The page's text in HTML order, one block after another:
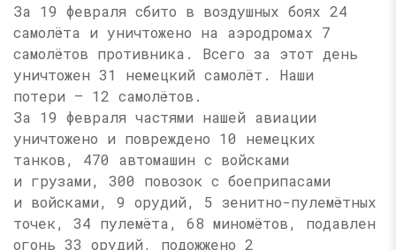
За 19 февраля сбито в воздушных боях 24
самолёта и уничтожено на аэродромах 7
самолётов противника. Всего за этот день
уничтожен 31 немецкий самолёт. Наши
потери — 12 самолётов.
За 19 февраля частями нашей авиации
уничтожено и повреждено 10 немецких
танков, 470 автомашин с войсками
и грузами, 300 повозок с боеприпасами
и войсками, 9 орудий, 5 зенитно-пулемётных
точек, 34 пулемёта, 68 миномётов, подавлен
огонь 33 орудий, подожжено 2